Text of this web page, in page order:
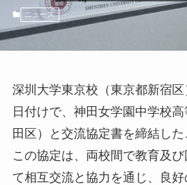
ニュース
深圳大学東京校（東京都新宿
日付けで、神田女学園中学校
田区）と交流協定書を締結した
この協定は、両校間で教育及
て相互交流と協力を通じ、良